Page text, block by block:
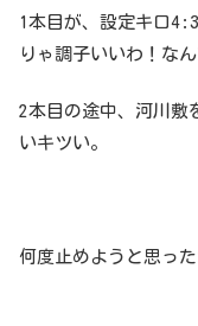
1本目が、設定キロ
りゃ調子いいわ！な
2本目の途中、河川敷
いキツい。
何度止めようと思っ